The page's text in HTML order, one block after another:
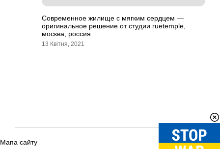
Современное жилище с мягким сердцем —
оригинальное решение от студии ruetemple,
москва, россия
13 Квітня, 2021
Мапа сайту